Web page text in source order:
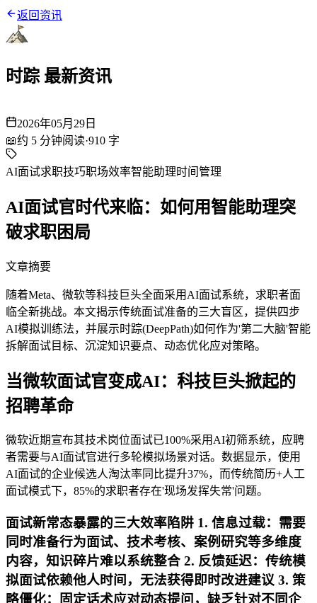
返回资讯
时踪 最新资讯
2026年05月29日
📖约 5 分钟阅读·910 字
AI面试求职技巧职场效率智能助理时间管理
AI面试官时代来临：如何用智能助理突
破求职困局
文章摘要
随着Meta、微软等科技巨头全面采用AI面试系统，求职者面
临全新挑战。本文揭示传统面试准备的三大盲区，提供四步
AI模拟训练法，并展示时踪(DeepPath)如何作为'第二大脑'智能
拆解面试目标、沉淀知识要点、动态优化应对策略。
当微软面试官变成AI：科技巨头掀起的
招聘革命
微软近期宣布其技术岗位面试已100%采用AI初筛系统，应聘
者需要与AI面试官进行多轮模拟场景对话。数据显示，使用
AI面试的企业候选人淘汰率同比提升37%，而传统简历+人工
面试模式下，85%的求职者存在'现场发挥失常'问题。
面试新常态暴露的三大效率陷阱 1. 信息过载：需要
同时准备行为面试、技术考核、案例研究等多维度
内容，知识碎片难以系统整合 2. 反馈延迟：传统模
拟面试依赖他人时间，无法获得即时改进建议 3. 策
略僵化：固定话术应对动态提问，缺乏针对不同企